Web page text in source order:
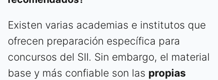
Existen varias academias e institutos que
ofrecen preparación específica para
concursos del SII. Sin embargo, el material
base y más confiable son las propias